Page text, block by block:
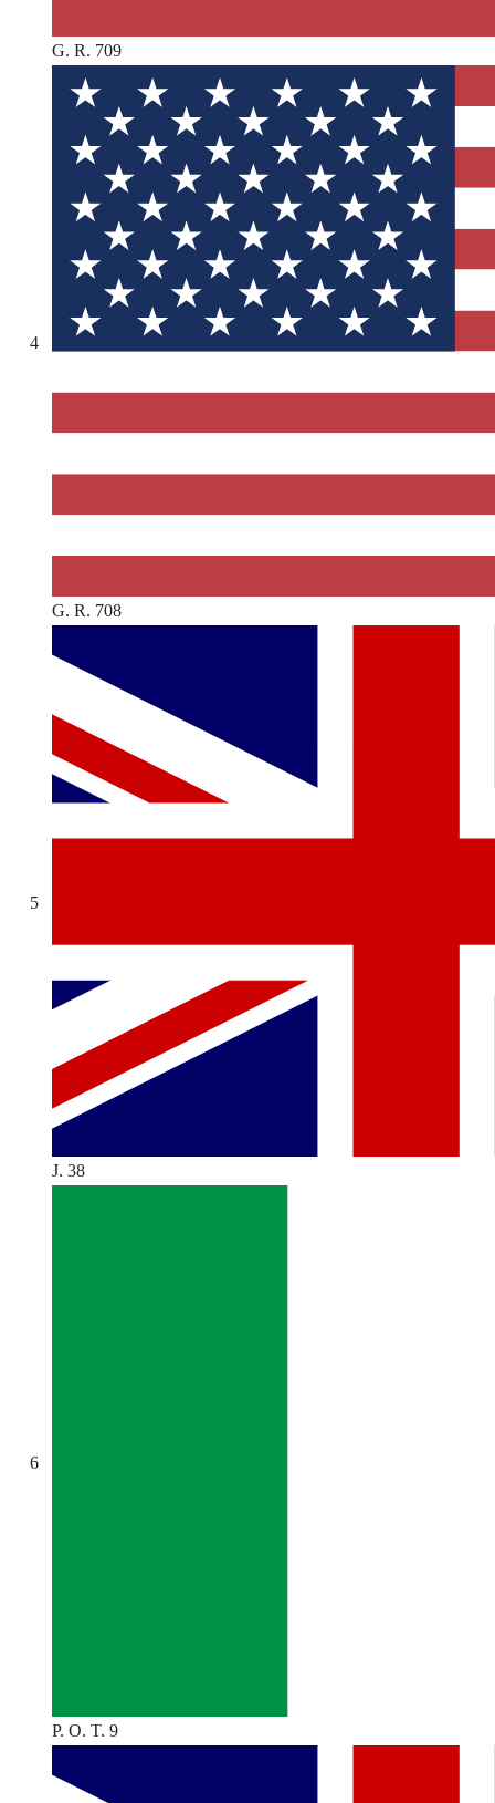
G. R. 709
4
G. R. 708
5
J. 38
6
P. O. T. 9